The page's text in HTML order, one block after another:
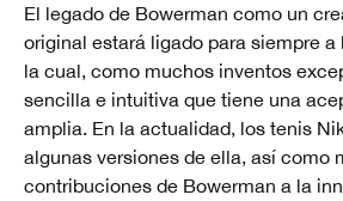
El legado de Bowerman como un
original estará ligado para siempre
la cual, como muchos inventos
sencilla e intuitiva que tiene una
amplia. En la actualidad, los tenis
algunas versiones de ella, así como
contribuciones de Bowerman a la